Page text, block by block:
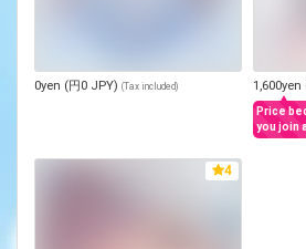
0yen (円0 JPY) (Tax included) 1,600yen
Price
you join
4